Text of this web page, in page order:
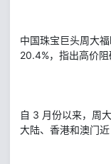
中国珠宝巨头周大
20.4%，指出高价阻
自 3 月份以来，周
大陆、香港和澳门